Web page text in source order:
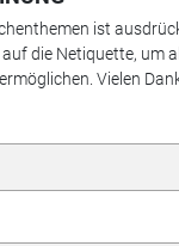
ist
die Netiquette, um
Vielen